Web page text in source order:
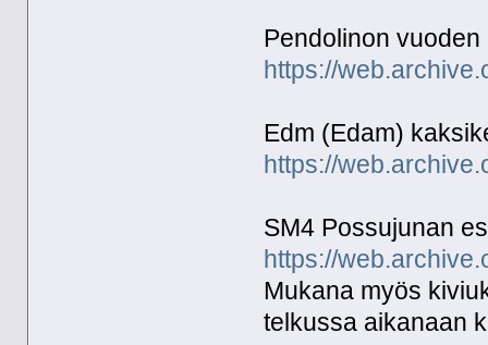
Pendolinon
https://
Edm (Edam)
https://
SM4 Possujunan
https://
Mukana myös
telkussa aikanaan